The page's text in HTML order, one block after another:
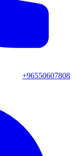
+96550607808